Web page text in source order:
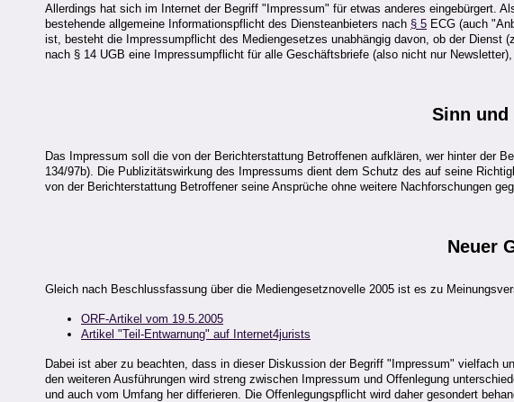
Allerdings hat sich im Internet der Begriff "Impressum" für etwas anderes eingebürgert.
bestehende allgemeine Informationspflicht des Diensteanbieters nach § 5 ECG (auch
ist, besteht die Impressumpflicht des Mediengesetzes unabhängig davon, ob der Dienst
nach § 14 UGB eine Impressumpflicht für alle Geschäftsbriefe (also nicht nur
Sinn und
Das Impressum soll die von der Berichterstattung Betroffenen aufklären, wer hinter der
134/97b). Die Publizitätswirkung des Impressums dient dem Schutz des auf seine
von der Berichterstattung Betroffener seine Ansprüche ohne weitere Nachforschungen
Neuer
Gleich nach Beschlussfassung über die Mediengesetznovelle 2005 ist es zu
ORF-Artikel vom 19.5.2005
Artikel "Teil-Entwarnung" auf Internet4jurists
Dabei ist aber zu beachten, dass in dieser Diskussion der Begriff "Impressum" vielfach
den weiteren Ausführungen wird streng zwischen Impressum und Offenlegung
und auch vom Umfang her differieren. Die Offenlegungspflicht wird daher gesondert